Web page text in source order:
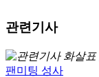
관련기사
팬미팅 성사